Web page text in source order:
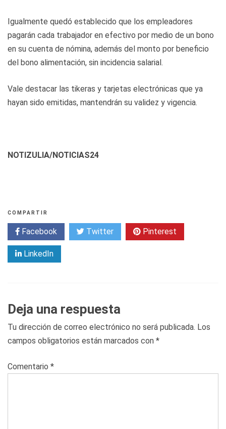
Igualmente quedó establecido que los empleadores
pagarán cada trabajador en efectivo por medio de un bono
en su cuenta de nómina, además del monto por beneficio
del bono alimentación, sin incidencia salarial.
Vale destacar las tikeras y tarjetas electrónicas que ya
hayan sido emitidas, mantendrán su validez y vigencia.
NOTIZULIA/NOTICIAS24
COMPARTIR
Facebook Twitter Pinterest
LinkedIn
Deja una respuesta
Tu dirección de correo electrónico no será publicada. Los
campos obligatorios están marcados con *
Comentario *